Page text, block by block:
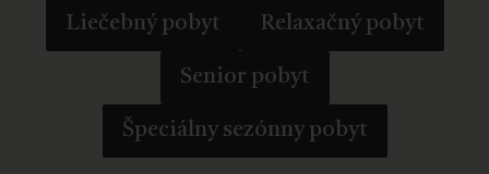
Liečebný pobyt Relaxačný pobyt
Senior pobyt
Špeciálny sezónny pobyt